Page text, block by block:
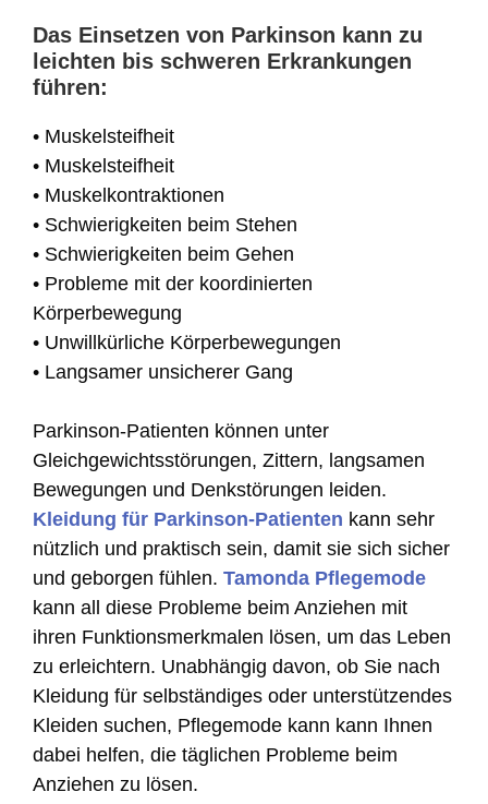
Das Einsetzen von Parkinson kann zu
leichten bis schweren Erkrankungen
führen:
• Muskelsteifheit
• Muskelsteifheit
• Muskelkontraktionen
• Schwierigkeiten beim Stehen
• Schwierigkeiten beim Gehen
• Probleme mit der koordinierten
Körperbewegung
• Unwillkürliche Körperbewegungen
• Langsamer unsicherer Gang
Parkinson-Patienten können unter
Gleichgewichtsstörungen, Zittern, langsamen
Bewegungen und Denkstörungen leiden.
Kleidung für Parkinson-Patienten kann sehr
nützlich und praktisch sein, damit sie sich sicher
und geborgen fühlen. Tamonda Pflegemode
kann all diese Probleme beim Anziehen mit
ihren Funktionsmerkmalen lösen, um das Leben
zu erleichtern. Unabhängig davon, ob Sie nach
Kleidung für selbständiges oder unterstützendes
Kleiden suchen, Pflegemode kann kann Ihnen
dabei helfen, die täglichen Probleme beim
Anziehen zu lösen.